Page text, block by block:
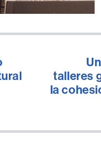
talleres
la